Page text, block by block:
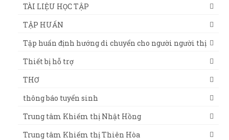
TÀI LIỆU HỌC TẬP
TẬP HUẤN
Tập huấn định hướng di chuyển cho người người thị
Thiết bị hỗ trợ
THƠ
thông báo tuyển sinh
Trung tâm Khiếm thị Nhật Hồng
Trung tâm Khiếm thị Thiên Hòa